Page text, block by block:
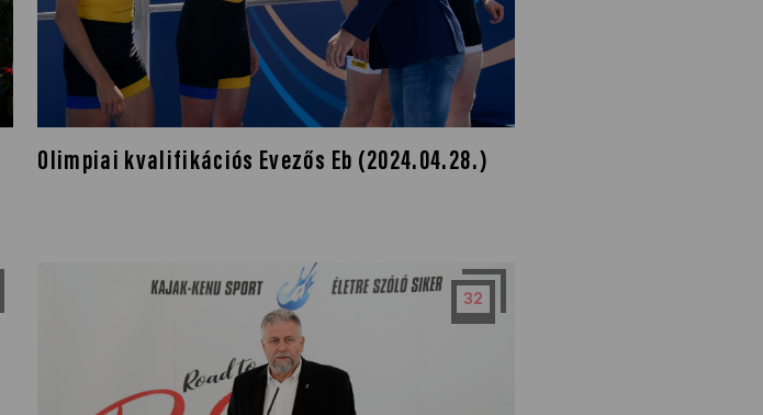
Olimpiai kvalifikációs Evezős Eb (2024.04.28.)
32